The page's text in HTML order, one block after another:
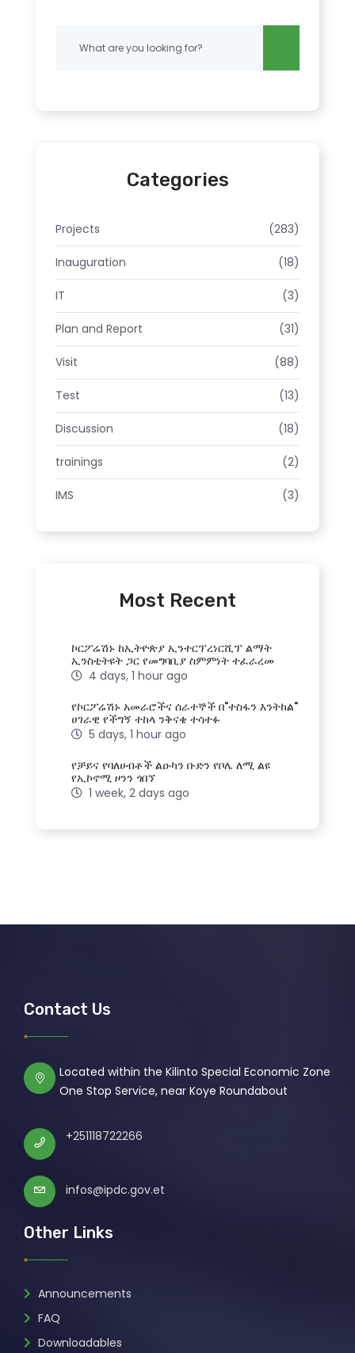
Categories
Projects (283)
Inauguration (18)
IT (3)
Plan and Report (31)
Visit (88)
Test (13)
Discussion (18)
trainings (2)
IMS (3)
Most Recent
ኮርፖሬሽኑ ከኢትዮጵያ ኢንተርፕረነርሺፕ ልማት
ኢንስቲትዩት ጋር የመግባቢያ ስምምነት ተፈራረመ
4 days, 1 hour ago
የኮርፖሬሽኑ አመራሮችና ሰራተኞች በ"ተስፋን እንትከል"
ሀገራዊ የችግኝ ተከላ ንቅናቄ ተሳተፉ
5 days, 1 hour ago
የቻይና የባለሀብቶች ልዑካን ቡድን የቦሌ ለሚ ልዩ
የኢኮኖሚ ዞንን ጎበኘ
1 week, 2 days ago
Contact Us
Located within the Kilinto Special Economic Zone
One Stop Service, near Koye Roundabout
+251118722266
infos@ipdc.gov.et
Other Links
Announcements
FAQ
Downloadables